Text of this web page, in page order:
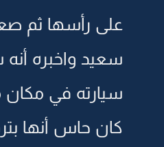
على رأسها ثم
سعيد واخبره
سيارته في مكان
كان حاس أنها